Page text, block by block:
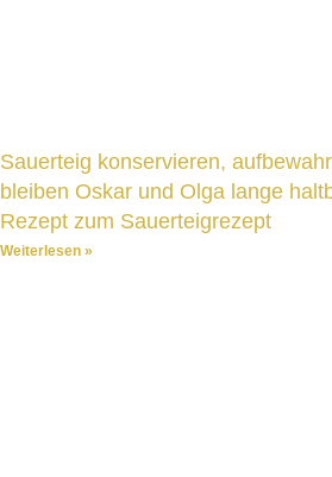
Sauerteig konservieren,
bleiben Oskar und Olga lange
Rezept zum Sauerteigrezept
Weiterlesen »